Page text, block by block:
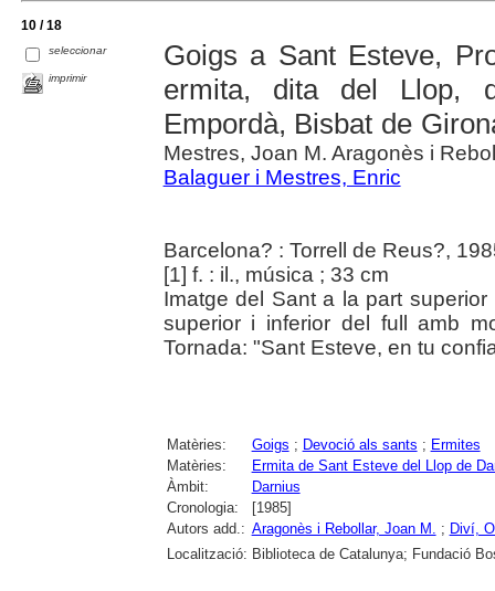
10 / 18
seleccionar
imprimir
Goigs a Sant Esteve,
ermita, dita del Llop,
Empordà, Bisbat de
Mestres, Joan M. Aragonès i
Balaguer i Mestres, Enric
Barcelona? : Torrell de Reus?,
[1] f. : il., música ; 33 cm
Imatge del Sant a la part
superior i inferior del full amb
Tornada: "Sant Esteve, en tu
Matèries: Goigs ; Devoció als sants ; Ermites
Matèries:
Ermita de Sant Esteve del Llop de
Àmbit:
Darnius
Cronologia:
[1985]
Autors add.: Aragonès i Rebollar, Joan M. ; Diví,
Localització: Biblioteca de Catalunya; Fundació